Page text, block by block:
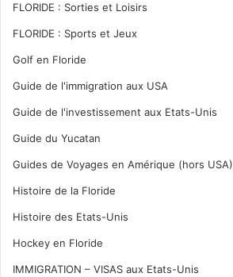
FLORIDE : Sorties et Loisirs
FLORIDE : Sports et Jeux
Golf en Floride
Guide de l'immigration aux USA
Guide de l'investissement aux Etats-Unis
Guide du Yucatan
Guides de Voyages en Amérique (hors USA)
Histoire de la Floride
Histoire des Etats-Unis
Hockey en Floride
IMMIGRATION – VISAS aux Etats-Unis